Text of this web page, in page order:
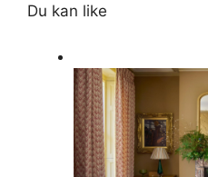
Du kan like